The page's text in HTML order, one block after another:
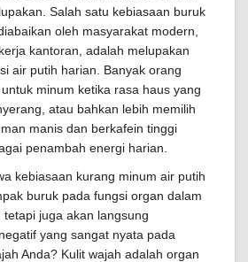
Salah satu kebiasaan buruk
oleh masyarakat modern,
kantoran, adalah melupakan
air putih harian. Banyak orang
minum ketika rasa haus yang
atau bahkan lebih memilih
manis dan berkafein tinggi
penambah energi harian.
kebiasaan kurang minum air putih
buruk pada fungsi organ dalam
juga akan langsung
yang sangat nyata pada
Anda? Kulit wajah adalah organ